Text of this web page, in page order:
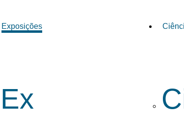
Exposições
Ex